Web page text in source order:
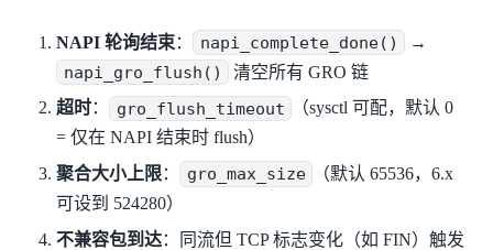
NAPI 轮询结束： napi_complete_done() →
napi_gro_flush()
清空所有 GRO 链
超时： gro_flush_timeout
（sysctl 可配，默认 0
= 仅在 NAPI 结束时 flush）
聚合大小上限： gro_max_size
（默认 65536，6.x
可设到 524280）
不兼容包到达：同流但 TCP 标志变化（如 FIN）触发